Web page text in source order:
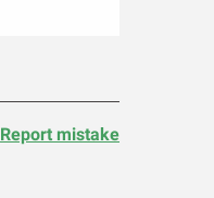
Report mistake